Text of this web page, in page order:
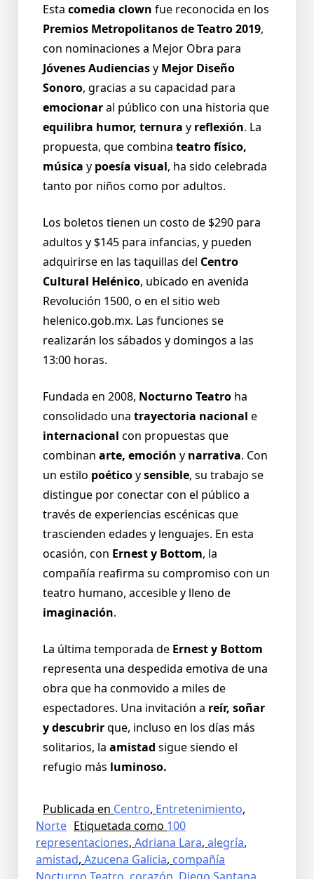
Esta comedia clown fue reconocida en los
Premios Metropolitanos de Teatro 2019,
con nominaciones a Mejor Obra para
Jóvenes Audienciasy Mejor Diseño
Sonoro, gracias a su capacidad para
emocionaral público con una historia que
equilibra humor, ternura y reflexión. La
propuesta, que combina teatro físico,
música y poesía visual, ha sido celebrada
tanto por niños como por adultos.
Los boletos tienen un costo de $290 para
adultos y $145 para infancias, y pueden
adquirirse en las taquillas del Centro
Cultural Helénico, ubicado en avenida
Revolución 1500, o en el sitio web
helenico.gob.mx. Las funciones se
realizarán los sábados y domingos a las
13:00 horas.
Fundada en 2008, Nocturno Teatro ha
consolidado una trayectoria nacional e
internacional con propuestas que
combinan arte, emoción y narrativa. Con
un estilo poéticoysensible, su trabajo se
distingue por conectar con el público a
través de experiencias escénicas que
trascienden edades y lenguajes. En esta
ocasión, con Ernest y Bottom, la
compañía reafirma su compromiso con un
teatro humano, accesible y lleno de
imaginación.
La última temporada de Ernest y Bottom
representa una despedida emotiva de una
obra que ha conmovido a miles de
espectadores. Una invitación a reír, soñar
y descubrirque, incluso en los días más
solitarios, la amistad sigue siendo el
refugio más luminoso.
Publicada en Centro, Entretenimiento,
Norte Etiquetada como 100
representaciones, Adriana Lara, alegría,
amistad, Azucena Galicia, compañía
Nocturno Teatro corazón Diego Santana